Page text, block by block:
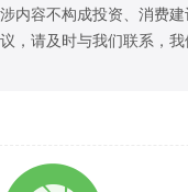
内容不构成投资、消费
，请及时与我们联系，